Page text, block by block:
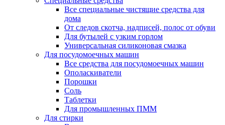
Все специальные чистящие средства для
дома
От следов скотча, надписей, полос от обуви
Для бутылей с узким горлом
Универсальная силиконовая смазка
Для посудомоечных машин
Все средства для посудомоечных машин
Ополаскиватели
Порошки
Соль
Таблетки
Для промышленных ПММ
Для стирки